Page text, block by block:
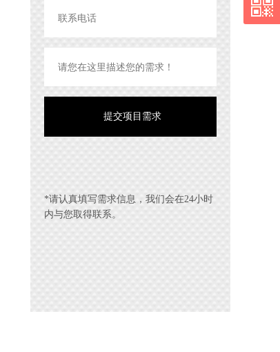
*请认真填写需求信息，我们会在24小时
内与您取得联系。